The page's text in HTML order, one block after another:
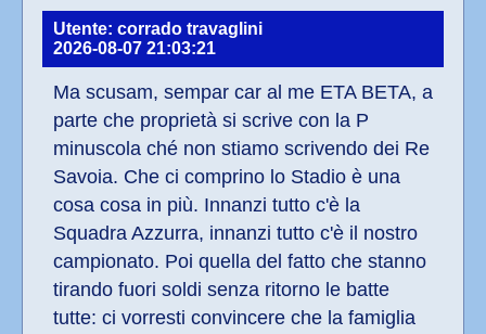
Utente: corrado travaglini
2026-08-07 21:03:21
Ma scusam, sempar car al me ETA BETA, a
parte che proprietà si scrive con la P
minuscola ché non stiamo scrivendo dei Re
Savoia. Che ci comprino lo Stadio è una
cosa cosa in più. Innanzi tutto c'è la
Squadra Azzurra, innanzi tutto c'è il nostro
campionato. Poi quella del fatto che stanno
tirando fuori soldi senza ritorno le batte
tutte: ci vorresti convincere che la famiglia